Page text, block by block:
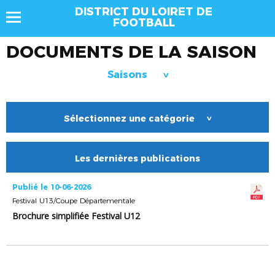
DISTRICT DU LOIRET DE
FOOTBALL
DOCUMENTS DE LA SAISON
Saisons >
Sélectionnez une catégorie >
Les dernières publications
Publié le 10-06-2026
Festival U13/Coupe Départementale
Brochure simplifiée Festival U12